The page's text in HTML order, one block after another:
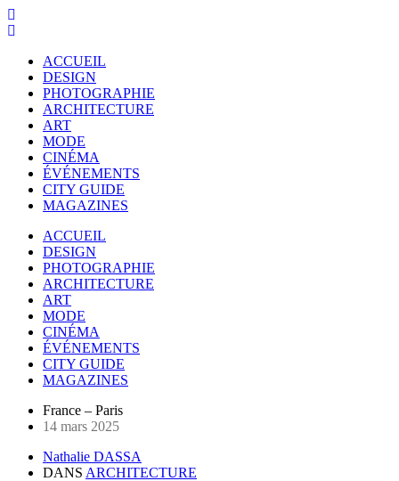
ACCUEIL
DESIGN
PHOTOGRAPHIE
ARCHITECTURE
ART
MODE
CINÉMA
ÉVÉNEMENTS
CITY GUIDE
MAGAZINES
ACCUEIL
DESIGN
PHOTOGRAPHIE
ARCHITECTURE
ART
MODE
CINÉMA
ÉVÉNEMENTS
CITY GUIDE
MAGAZINES
France – Paris
14 mars 2025
Nathalie DASSA
DANS ARCHITECTURE